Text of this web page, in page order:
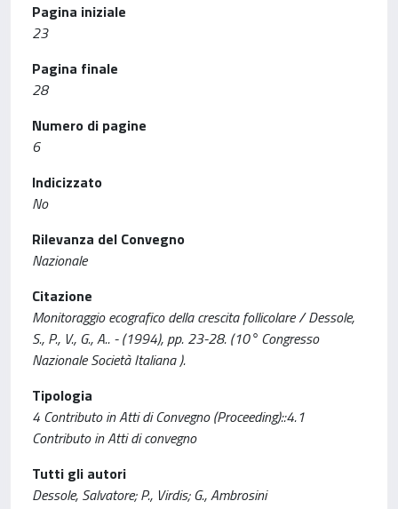
Pagina iniziale
23
Pagina finale
28
Numero di pagine
6
Indicizzato
No
Rilevanza del Convegno
Nazionale
Citazione
Monitoraggio ecografico della crescita follicolare / Dessole,
S., P., V., G., A.. - (1994), pp. 23-28. (10° Congresso
Nazionale Società Italiana ).
Tipologia
4 Contributo in Atti di Convegno (Proceeding)::4.1
Contributo in Atti di convegno
Tutti gli autori
Dessole, Salvatore; P., Virdis; G., Ambrosini